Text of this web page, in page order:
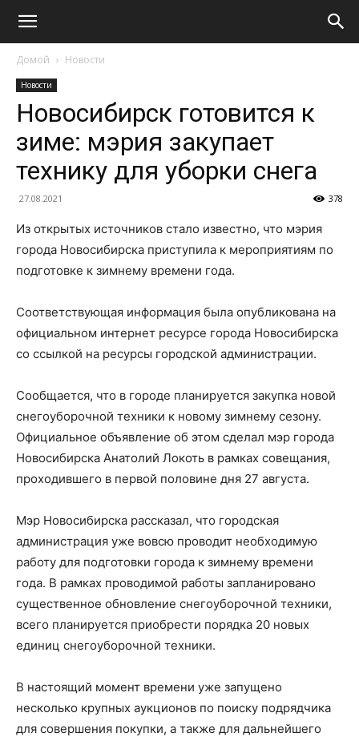
Домой Новости
Новости
Новосибирск готовится к
зиме: мэрия закупает
технику для уборки снега
27.08.2021 378
Из открытых источников стало известно, что мэрия
города Новосибирска приступила к мероприятиям по
подготовке к зимнему времени года.
Соответствующая информация была опубликована на
официальном интернет ресурсе города Новосибирска
со ссылкой на ресурсы городской администрации.
Сообщается, что в городе планируется закупка новой
снегоуборочной техники к новому зимнему сезону.
Официальное объявление об этом сделал мэр города
Новосибирска Анатолий Локоть в рамках совещания,
проходившего в первой половине дня 27 августа.
Мэр Новосибирска рассказал, что городская
администрация уже вовсю проводит необходимую
работу для подготовки города к зимнему времени
года. В рамках проводимой работы запланировано
существенное обновление снегоуборочной техники,
всего планируется приобрести порядка 20 новых
единиц снегоуборочной техники.
В настоящий момент времени уже запущено
несколько крупных аукционов по поиску подрядчика
для совершения покупки, а также для дальнейшего